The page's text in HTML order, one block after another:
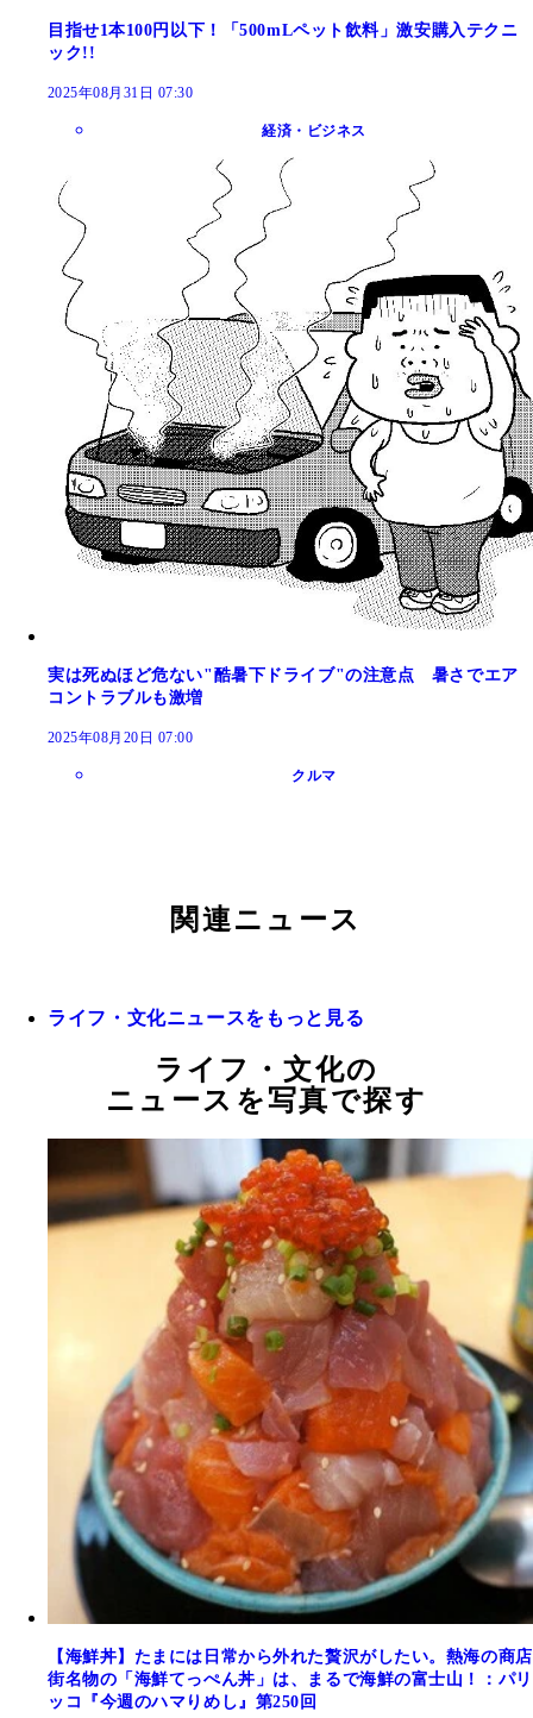
目指せ1本100円以下！「500mLペット飲料」激安購入テクニ
ック!!
2025年08月31日 07:30
経済・ビジネス
実は死ぬほど危ない"酷暑下ドライブ"の注意点 暑さでエア
コントラブルも激増
2025年08月20日 07:00
クルマ
関連ニュース
ライフ・文化ニュースをもっと見る
ライフ・文化の
ニュースを写真で探す
【海鮮丼】たまには日常から外れた贅沢がしたい。熱海の商店
街名物の「海鮮てっぺん丼」は、まるで海鮮の富士山！：パリ
ッコ『今週のハマりめし』第250回